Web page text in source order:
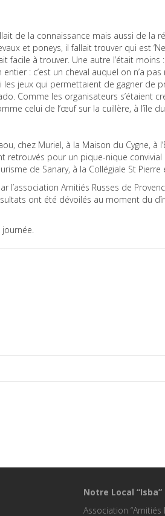
de la connaissance mais aussi de la
et poneys, il fallait trouver qui est
à trouver. Une autre l’était moins :
: c’est un cheval auquel on n’a
les jeux qui permettaient de gagner de
Comme les organisateurs s’étaient
celui de l’œuf sur la cuillère, à l’île
chez Muriel, à la Maison du Cygne, à
retrouvés pour un pique-nique convivial
de Sanary, à la Collégiale St
l’association Amitiés Russes de
ont été dévoilés au moment du
journée.
Notre Local “Isba”
Association “Amitiés